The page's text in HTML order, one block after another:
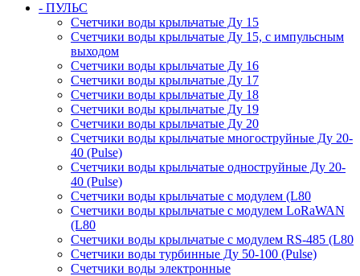
- ПУЛЬС
Счетчики воды крыльчатые Ду 15
Счетчики воды крыльчатые Ду 15, с импульсным
выходом
Счетчики воды крыльчатые Ду 16
Счетчики воды крыльчатые Ду 17
Счетчики воды крыльчатые Ду 18
Счетчики воды крыльчатые Ду 19
Счетчики воды крыльчатые Ду 20
Счетчики воды крыльчатые многоструйные Ду 20-
40 (Pulse)
Счетчики воды крыльчатые одноструйные Ду 20-
40 (Pulse)
Счетчики воды крыльчатые с модулем (L80
Счетчики воды крыльчатые с модулем LoRaWAN
(L80
Счетчики воды крыльчатые с модулем RS-485 (L80
Счетчики воды турбинные Ду 50-100 (Pulse)
Счетчики воды электронные